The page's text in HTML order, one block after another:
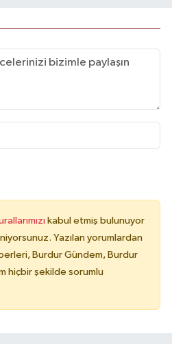
kabul etmiş bulunuyor
Yazılan yorumlardan
Burdur Gündem, Burdur
hiçbir şekilde sorumlu